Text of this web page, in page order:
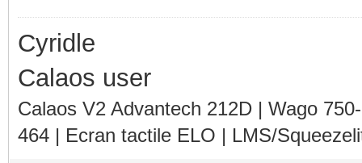
Cyridle
Calaos user
Calaos V2 Advantech 212D | Wago
464 | Ecran tactile ELO | LMS/